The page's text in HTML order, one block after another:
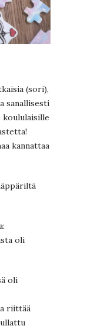
(sori),
sanallisesti
kannattaa
oli
oli
riittää